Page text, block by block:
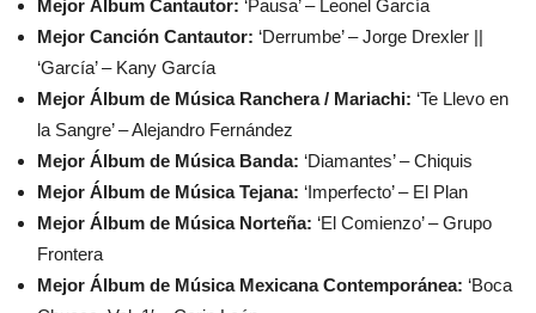
Mejor Álbum Cantautor: ‘Pausa’ – Leonel García
Mejor Canción Cantautor: ‘Derrumbe’ – Jorge Drexler ||
‘García’ – Kany García
Mejor Álbum de Música Ranchera / Mariachi: ‘Te Llevo en
la Sangre’ – Alejandro Fernández
Mejor Álbum de Música Banda: ‘Diamantes’ – Chiquis
Mejor Álbum de Música Tejana: ‘Imperfecto’ – El Plan
Mejor Álbum de Música Norteña: ‘El Comienzo’ – Grupo
Frontera
Mejor Álbum de Música Mexicana Contemporánea: ‘Boca